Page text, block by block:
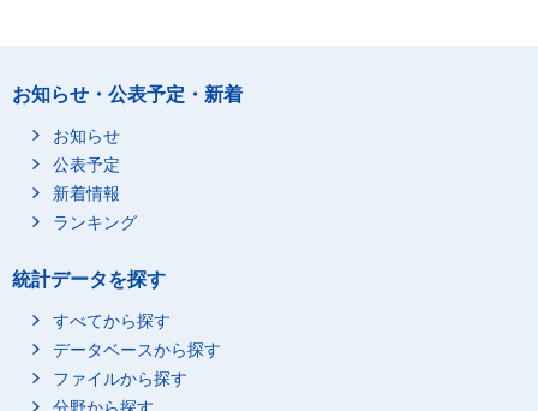
お知らせ・公表予定・新着
お知らせ
公表予定
新着情報
ランキング
統計データを探す
すべてから探す
データベースから探す
ファイルから探す